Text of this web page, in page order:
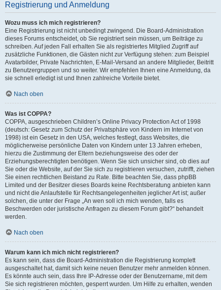
Registrierung und Anmeldung
Wozu muss ich mich registrieren?
Eine Registrierung ist nicht unbedingt zwingend. Die Board-Administration
dieses Forums entscheidet, ob Sie registriert sein müssen, um Beiträge zu
schreiben. Auf jeden Fall erhalten Sie als registriertes Mitglied Zugriff auf
zusätzliche Funktionen, die Gästen nicht zur Verfügung stehen: zum Beispiel
Avatarbilder, Private Nachrichten, E-Mail-Versand an andere Mitglieder, Beitritt
zu Benutzergruppen und so weiter. Wir empfehlen Ihnen eine Anmeldung, da
sie schnell erledigt ist und Ihnen zahlreiche Vorteile bietet.
Nach oben
Was ist COPPA?
COPPA, ausgeschrieben Children’s Online Privacy Protection Act of 1998
(deutsch: Gesetz zum Schutz der Privatsphäre von Kindern im Internet von
1998) ist ein Gesetz in den USA, welches festlegt, dass Websites, die
möglicherweise persönliche Daten von Kindern unter 13 Jahren erheben,
hierzu die Zustimmung der Eltern beziehungsweise des oder der
Erziehungsberechtigten benötigen. Wenn Sie sich unsicher sind, ob dies auf
Sie oder die Website, auf der Sie sich zu registrieren versuchen, zutrifft, ziehen
Sie einen rechtlichen Beistand zu Rate. Bitte beachten Sie, dass phpBB
Limited und der Besitzer dieses Boards keine Rechtsberatung anbieten kann
und nicht die Anlaufstelle für Rechtsangelegenheiten jeglicher Art ist; außer
solchen, die unter der Frage „An wen soll ich mich wenden, falls es
Beschwerden oder juristische Anfragen zu diesem Forum gibt?“ behandelt
werden.
Nach oben
Warum kann ich mich nicht registrieren?
Es kann sein, dass die Board-Administration die Registrierung komplett
ausgeschaltet hat, damit sich keine neuen Benutzer mehr anmelden können.
Es könnte auch sein, dass Ihre IP-Adresse oder der Benutzername, mit dem
Sie sich registrieren möchten, gesperrt wurden. Um Hilfe zu erhalten, wenden